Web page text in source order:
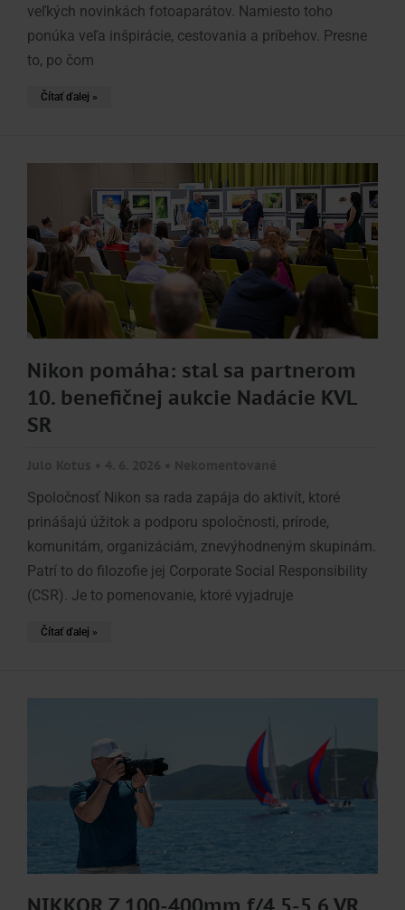
veľkých novinkách fotoaparátov. Namiesto toho
ponúka veľa inšpirácie, cestovania a príbehov. Presne
to, po čom
Čítať ďalej »
Nikon pomáha: stal sa partnerom
10. benefičnej aukcie Nadácie KVL
SR
Spoločnosť Nikon sa rada zapája do aktivít, ktoré
prinášajú úžitok a podporu spoločnosti, prírode,
komunitám, organizáciám, znevýhodneným skupinám.
Patrí to do filozofie jej Corporate Social Responsibility
(CSR). Je to pomenovanie, ktoré vyjadruje
Čítať ďalej »